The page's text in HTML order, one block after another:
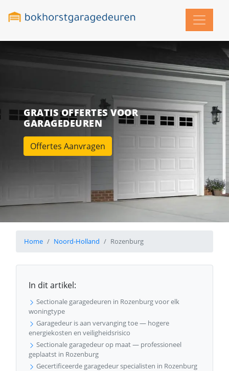
GRATIS OFFERTES VOOR
GARAGEDEUREN
Offertes Aanvragen
Home Noord-Holland Rozenburg
In dit artikel:
Sectionale garagedeuren in Rozenburg voor elk
woningtype
Garagedeur is aan vervanging toe — hogere
energiekosten en veiligheidsrisico
Sectionale garagedeur op maat — professioneel
geplaatst in Rozenburg
Gecertificeerde garagedeur specialisten in Rozenburg